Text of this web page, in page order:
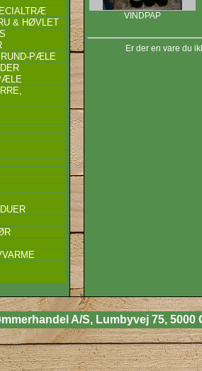
& HØVLET
PÆLE
VINDPAP
Er der en vare du
A/S, Lumbyvej 75, 5000